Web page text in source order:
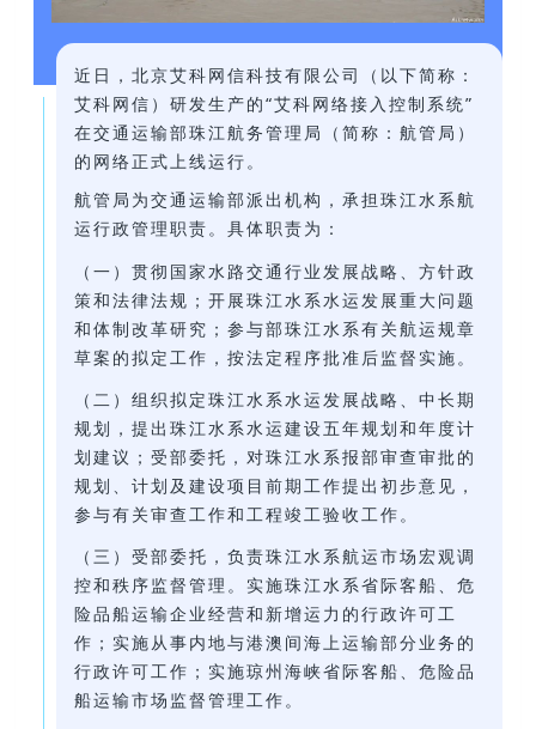
近日，北京艾科网信科技有限公司（以下简称：
艾科网信）研发生产的“艾科网络接入控制系统”
在交通运输部珠江航务管理局（简称：航管局）
的网络正式上线运行。
航管局为交通运输部派出机构，承担珠江水系航
运行政管理职责。具体职责为：
（一）贯彻国家水路交通行业发展战略、方针政
策和法律法规；开展珠江水系水运发展重大问题
和体制改革研究；参与部珠江水系有关航运规章
草案的拟定工作，按法定程序批准后监督实施。
（二）组织拟定珠江水系水运发展战略、中长期
规划，提出珠江水系水运建设五年规划和年度计
划建议；受部委托，对珠江水系报部审查审批的
规划、计划及建设项目前期工作提出初步意见，
参与有关审查工作和工程竣工验收工作。
（三）受部委托，负责珠江水系航运市场宏观调
控和秩序监督管理。实施珠江水系省际客船、危
险品船运输企业经营和新增运力的行政许可工
作；实施从事内地与港澳间海上运输部分业务的
行政许可工作；实施琼州海峡省际客船、危险品
船运输市场监督管理工作。